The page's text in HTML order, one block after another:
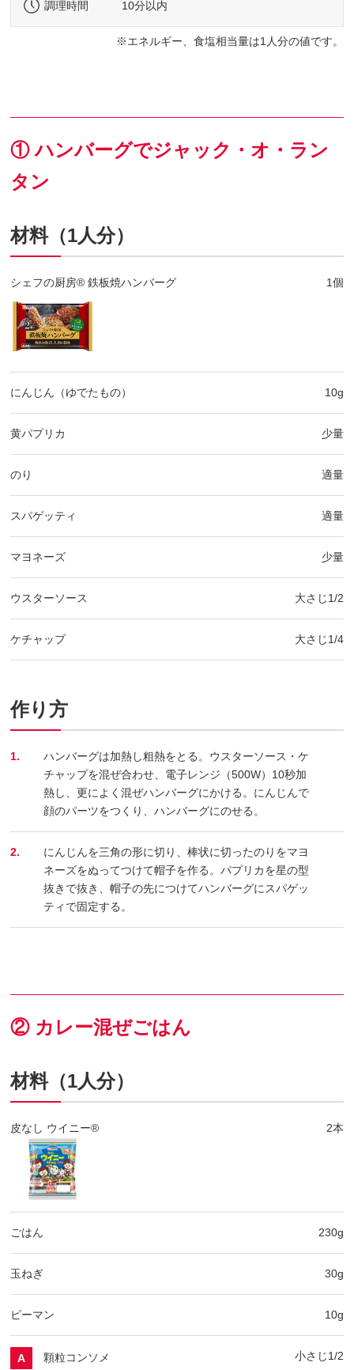
調理時間
10分以内
エネルギー、食塩相当量は1人分の値です。
① ハンバーグでジャック・オ・ラン
タン
材料（1人分）
シェフの厨房® 鉄板焼ハンバーグ 1個
にんじん（ゆでたもの） 10g
黄パプリカ 少量
のり 適量
スパゲッティ 適量
マヨネーズ 少量
ウスターソース 大さじ1/2
ケチャップ 大さじ1/4
作り方
1.
ハンバーグは加熱し粗熱をとる。ウスターソース・ケ
チャップを混ぜ合わせ、電子レンジ（500W）10秒加
熱し、更によく混ぜハンバーグにかける。にんじんで
顔のパーツをつくり、ハンバーグにのせる。
2.
にんじんを三角の形に切り、棒状に切ったのりをマヨ
ネーズをぬってつけて帽子を作る。パプリカを星の型
抜きで抜き、帽子の先につけてハンバーグにスパゲッ
ティで固定する。
② カレー混ぜごはん
材料（1人分）
皮なし ウイニー® 2本
ごはん 230g
玉ねぎ 30g
ピーマン 10g
A 顆粒コンソメ 小さじ1/2